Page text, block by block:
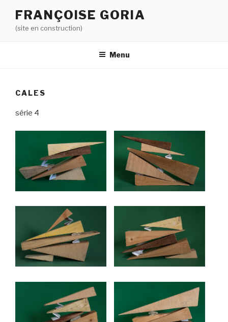
contenu
FRANÇOISE GORIA
(site en construction)
Menu
CALES
série 4